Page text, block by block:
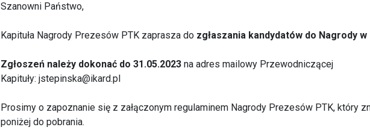
Szanowni Państwo,
Kapituła Nagrody Prezesów PTK zaprasza do zgłaszania kandydatów do Nagrody w
Zgłoszeń należy dokonać do 31.05.2023 na adres mailowy Przewodniczącej
Kapituły: jstepinska@ikard.pl
Prosimy o zapoznanie się z załączonym regulaminem Nagrody Prezesów PTK, który
poniżej do pobrania.